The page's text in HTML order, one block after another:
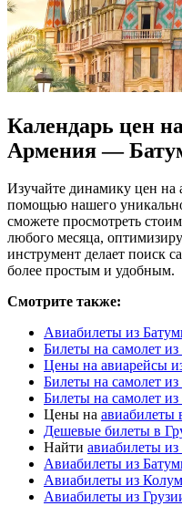
Календарь цен
Армения —
Изучайте динамику цен
помощью нашего
сможете просмотреть
любого месяца,
инструмент делает поиск
более простым и удобным.
Смотрите также:
Авиабилеты из
Билеты на самолет
Цены на авиарейсы
Билеты на самолет из
Билеты на самолет
Цены на
Дешевые билеты в
Найти авиабилеты
Авиабилеты из
Авиабилеты из
Авиабилеты из